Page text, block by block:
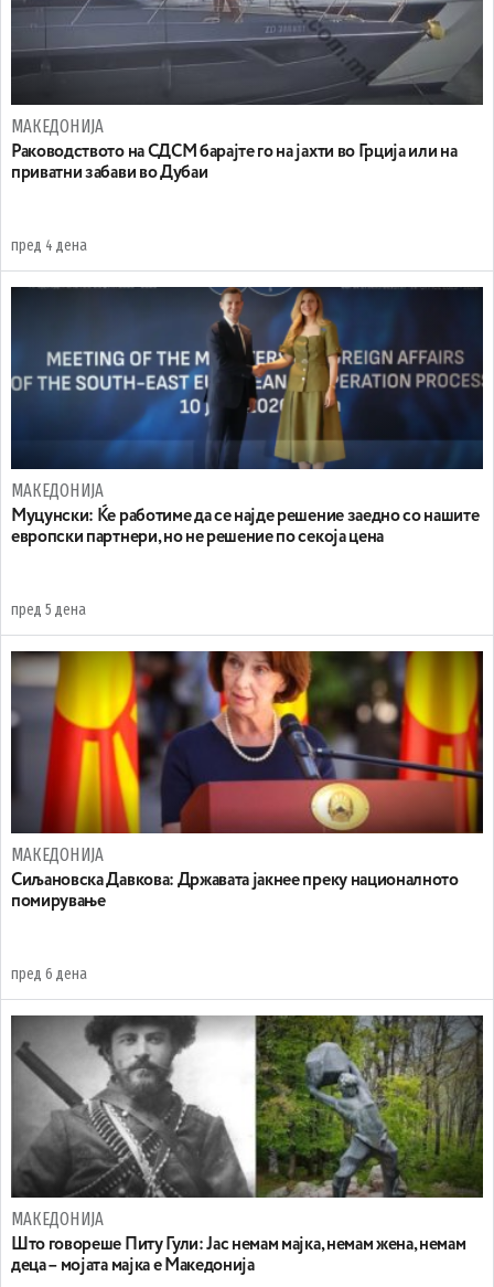
МАКЕДОНИЈА
Раководството на СДСМ барајте го на јахти во Грција или на
приватни забави во Дубаи
пред 4 дена
МАКЕДОНИЈА
Муцунски: Ќе работиме да се најде решение заедно со нашите
европски партнери, но не решение по секоја цена
пред 5 дена
МАКЕДОНИЈА
Сиљановска Давкова: Државата јакнее преку националното
помирување
пред 6 дена
МАКЕДОНИЈА
Што говореше Питу Гули: Јас немам мајка, немам жена, немам
деца – мојата мајка е Македонија